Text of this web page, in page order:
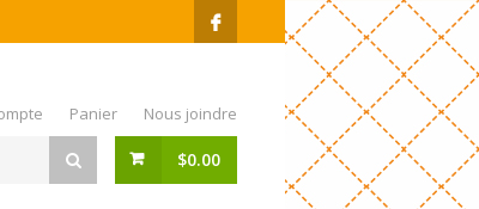
Panier Nous joindre
$0.00